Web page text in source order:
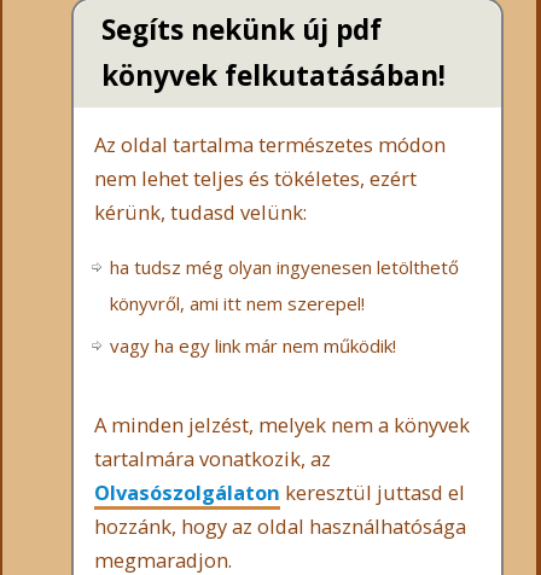
Segíts nekünk új pdf
könyvek felkutatásában!
Az oldal tartalma természetes módon
nem lehet teljes és tökéletes, ezért
kérünk, tudasd velünk:
ha tudsz még olyan ingyenesen letölthető
könyvről, ami itt nem szerepel!
vagy ha egy link már nem működik!
A minden jelzést, melyek nem a könyvek
tartalmára vonatkozik, az
Olvasószolgálaton keresztül juttasd el
hozzánk, hogy az oldal használhatósága
megmaradjon.